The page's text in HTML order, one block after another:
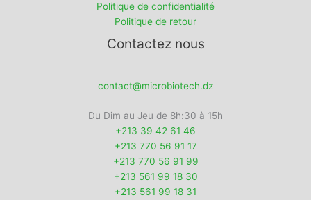
Politique de confidentialité
Politique de retour
Contactez nous
contact@microbiotech.dz
Du Dim au Jeu de 8h:30 à 15h
+213 39 42 61 46
+213 770 56 91 17
+213 770 56 91 99
+213 561 99 18 30
+213 561 99 18 31